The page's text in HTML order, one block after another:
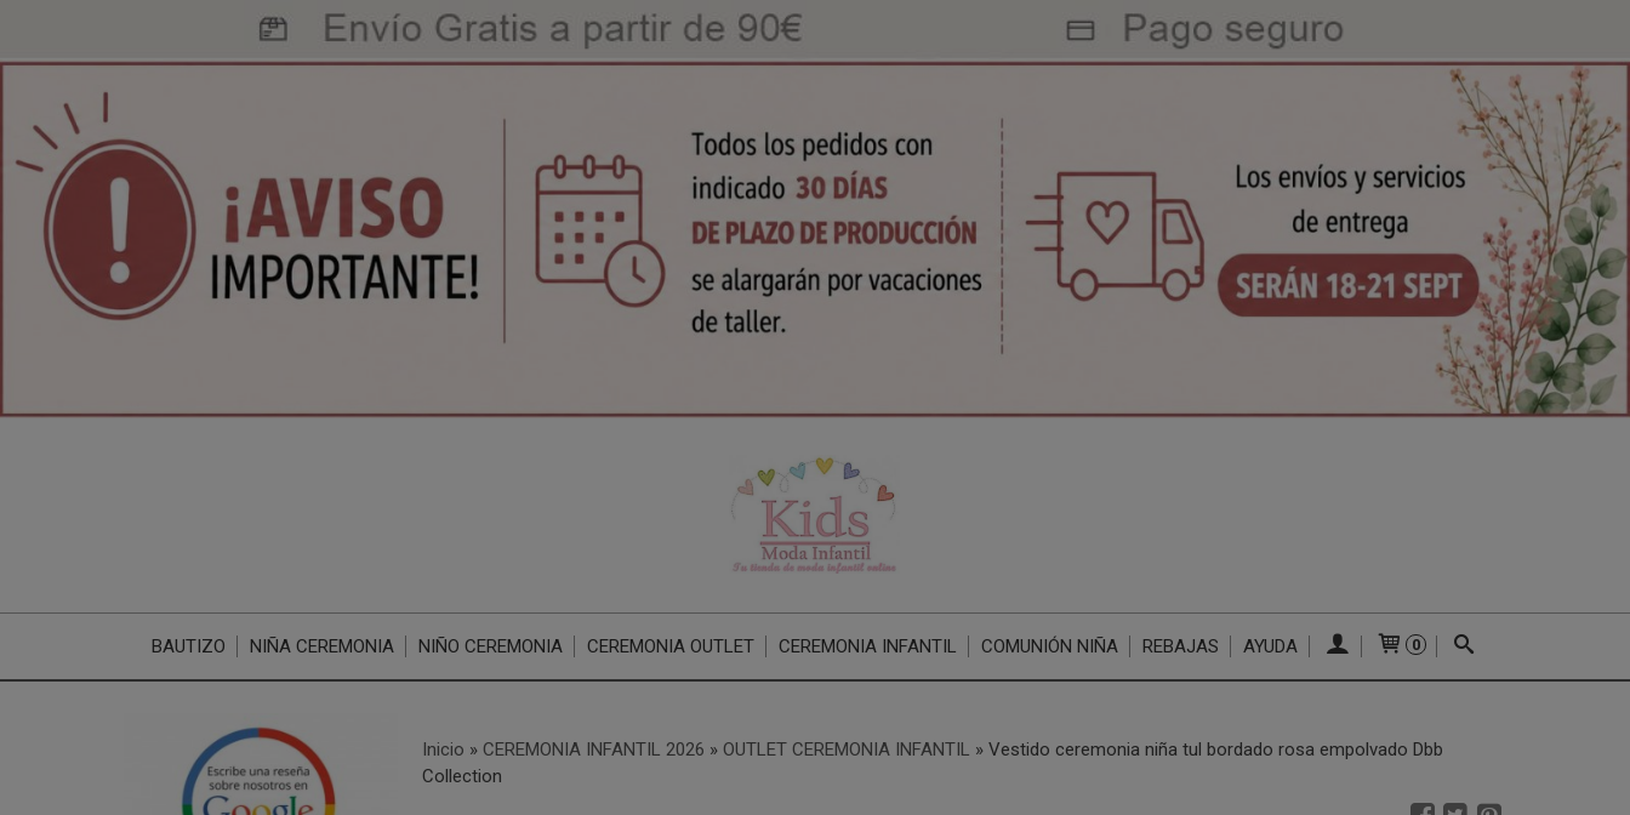
BAUTIZO NIÑA CEREMONIA NIÑO CEREMONIA CEREMONIA OUTLET CEREMONIA INFANTIL COMUNIÓN NIÑA REBAJAS AYUDA 0
Inicio » CEREMONIA INFANTIL 2026 » OUTLET CEREMONIA INFANTIL » Vestido ceremonia niña tul bordado rosa empolvado Dbb
Collection